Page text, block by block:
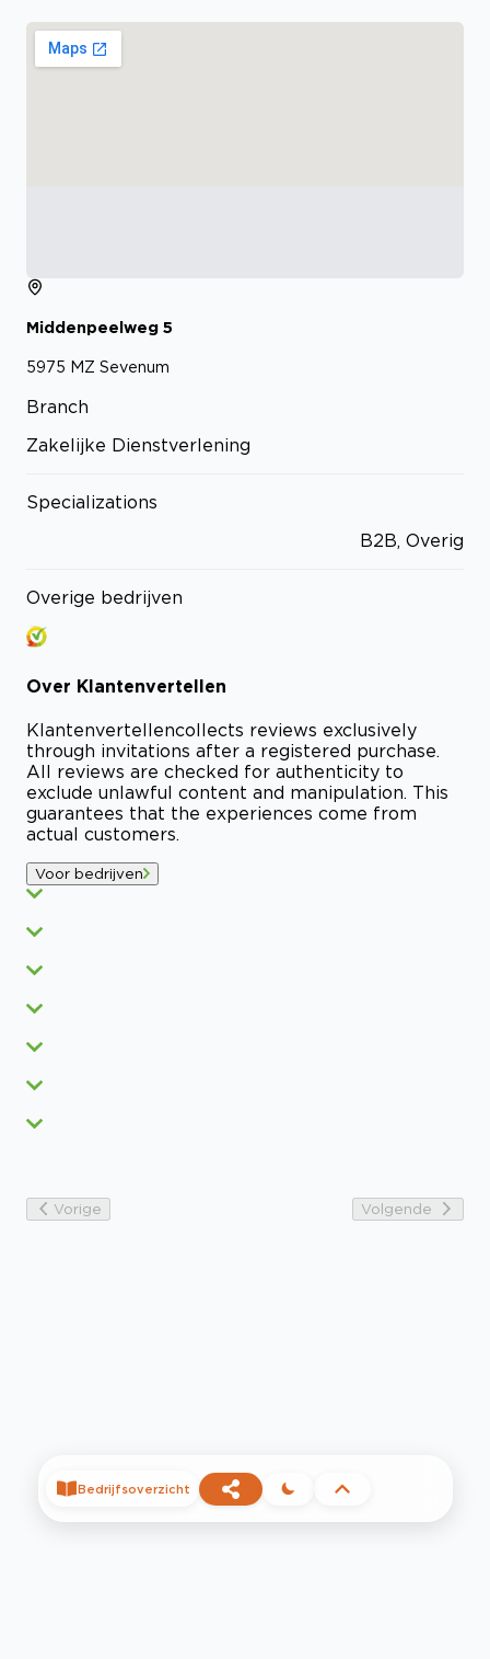
Middenpeelweg 5
5975 MZ Sevenum
Branch
Zakelijke Dienstverlening
Specializations
B2B, Overig
Overige bedrijven
Over Klantenvertellen
Klantenvertellencollects reviews exclusively
through invitations after a registered purchase.
All reviews are checked for authenticity to
exclude unlawful content and manipulation. This
guarantees that the experiences come from
actual customers.
Voor bedrijven
Vorige Volgende
Bedrijfsoverzicht